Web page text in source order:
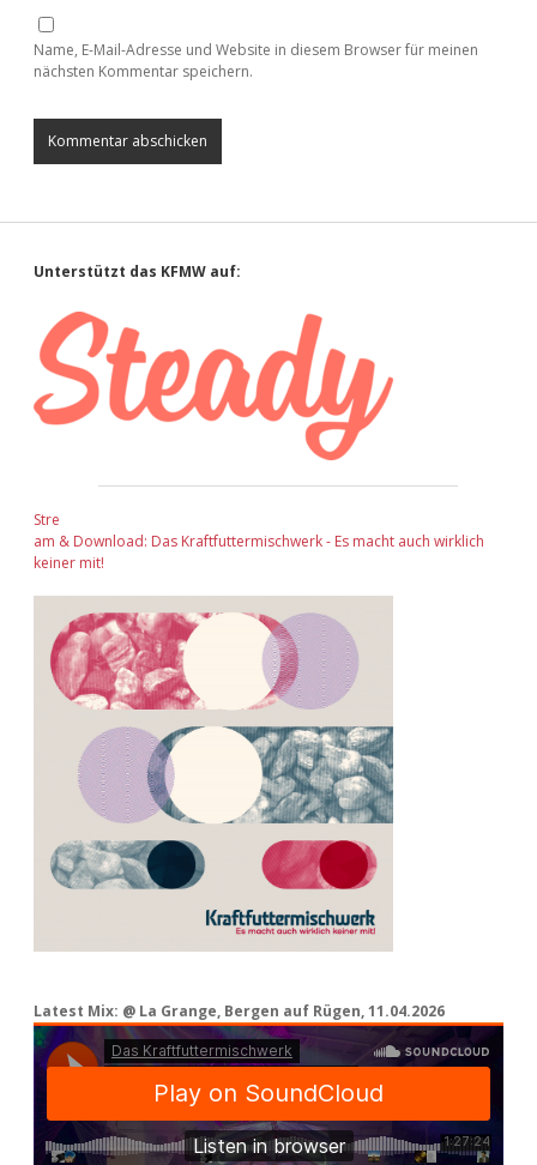
Name, E-Mail-Adresse und Website in diesem Browser für meinen
nächsten Kommentar speichern.
Sidebar
Unterstützt das KFMW auf:
Stre
am & Download: Das Kraftfuttermischwerk - Es macht auch wirklich
keiner mit!
Latest Mix: @ La Grange, Bergen auf Rügen, 11.04.2026